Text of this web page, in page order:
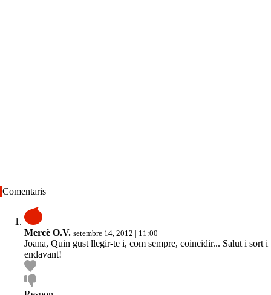
Comentaris
Mercè O.V. setembre 14, 2012 | 11:00
Joana, Quin gust llegir-te i, com sempre, coincidir... Salut i sort i
endavant!